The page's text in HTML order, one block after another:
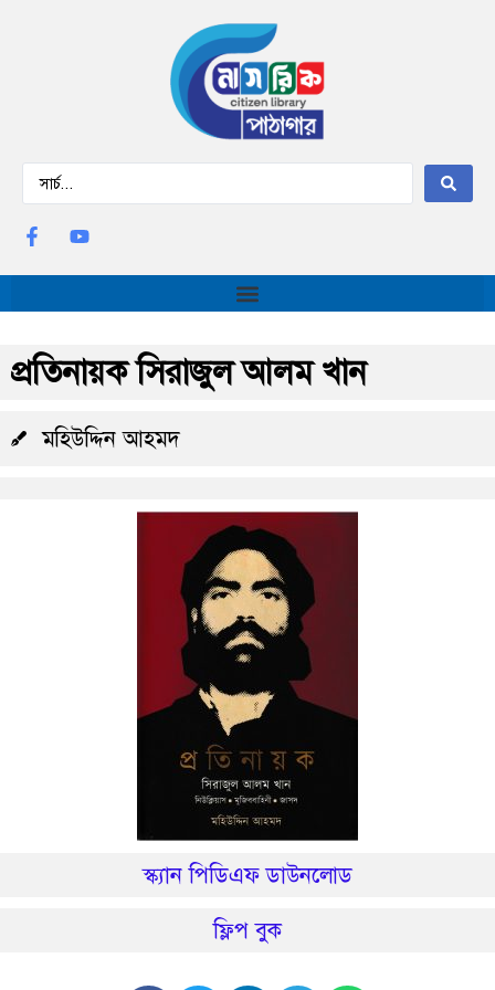
প্রতিনায়ক সিরাজুল আলম খান
মহিউদ্দিন আহমদ
স্ক্যান পিডিএফ ডাউনলোড
ফ্লিপ বুক